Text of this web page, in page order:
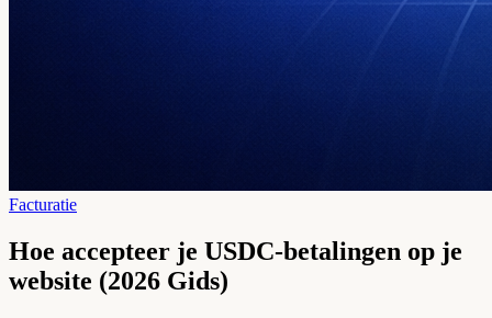
Facturatie
Hoe accepteer je USDC-betalingen op je
website (2026 Gids)